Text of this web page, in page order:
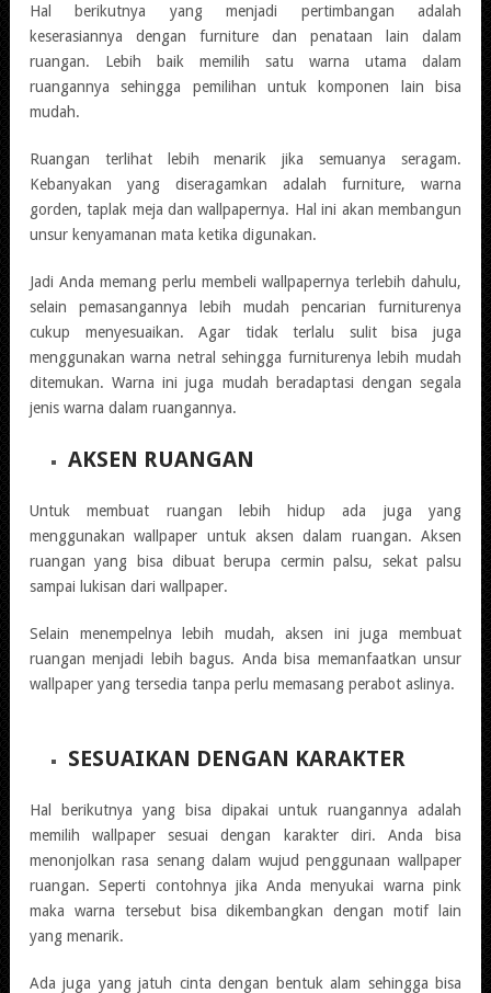
Hal berikutnya yang menjadi pertimbangan adalah
keserasiannya dengan furniture dan penataan lain dalam
ruangan. Lebih baik memilih satu warna utama dalam
ruangannya sehingga pemilihan untuk komponen lain bisa
mudah.
Ruangan terlihat lebih menarik jika semuanya seragam.
Kebanyakan yang diseragamkan adalah furniture, warna
gorden, taplak meja dan wallpapernya. Hal ini akan membangun
unsur kenyamanan mata ketika digunakan.
Jadi Anda memang perlu membeli wallpapernya terlebih dahulu,
selain pemasangannya lebih mudah pencarian furniturenya
cukup menyesuaikan. Agar tidak terlalu sulit bisa juga
menggunakan warna netral sehingga furniturenya lebih mudah
ditemukan. Warna ini juga mudah beradaptasi dengan segala
jenis warna dalam ruangannya.
AKSEN RUANGAN
Untuk membuat ruangan lebih hidup ada juga yang
menggunakan wallpaper untuk aksen dalam ruangan. Aksen
ruangan yang bisa dibuat berupa cermin palsu, sekat palsu
sampai lukisan dari wallpaper.
Selain menempelnya lebih mudah, aksen ini juga membuat
ruangan menjadi lebih bagus. Anda bisa memanfaatkan unsur
wallpaper yang tersedia tanpa perlu memasang perabot aslinya.
SESUAIKAN DENGAN KARAKTER
Hal berikutnya yang bisa dipakai untuk ruangannya adalah
memilih wallpaper sesuai dengan karakter diri. Anda bisa
menonjolkan rasa senang dalam wujud penggunaan wallpaper
ruangan. Seperti contohnya jika Anda menyukai warna pink
maka warna tersebut bisa dikembangkan dengan motif lain
yang menarik.
Ada juga yang jatuh cinta dengan bentuk alam sehingga bisa